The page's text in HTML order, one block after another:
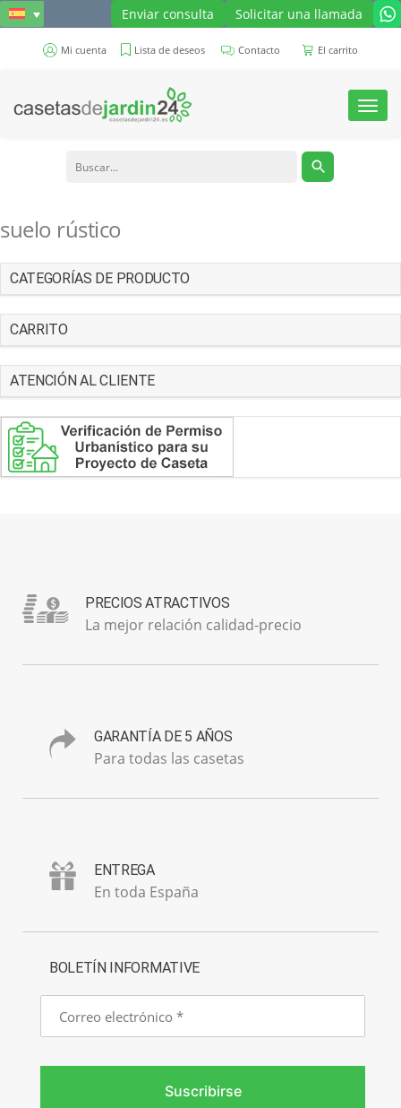
Enviar consulta Solicitar una llamada
Mi cuenta Lista de deseos Contacto El carrito
Toggle
suelo rústico
CATEGORÍAS DE PRODUCTO
CARRITO
ATENCIÓN AL CLIENTE
PRECIOS ATRACTIVOS
La mejor relación calidad-precio
GARANTÍA DE 5 AÑOS
Para todas las casetas
ENTREGA
En toda España
BOLETÍN INFORMATIVE
Correo
electrónico
Suscribirse